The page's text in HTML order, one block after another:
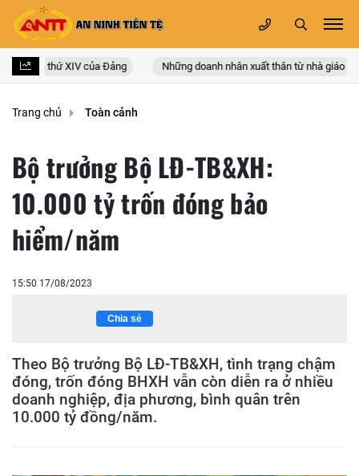
lần thứ XIV của Đảng Những doanh nhân xuất thân từ nhà giáo
Trang chủ Toàn cảnh
Bộ trưởng Bộ LĐ-TB&XH:
10.000 tỷ trốn đóng bảo
hiểm/năm
15:50 17/08/2023
Chia sẻ
Theo Bộ trưởng Bộ LĐ-TB&XH, tình trạng chậm
đóng, trốn đóng BHXH vẫn còn diễn ra ở nhiều
doanh nghiệp, địa phương, bình quân trên
10.000 tỷ đồng/năm.